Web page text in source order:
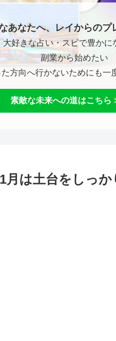
あなたへ、レイからのプ
大好きな占い・スピで豊かに
副業から始めたい
方向へ行かないためにも一
素敵な未来への道はこちら
月は土台をしっか